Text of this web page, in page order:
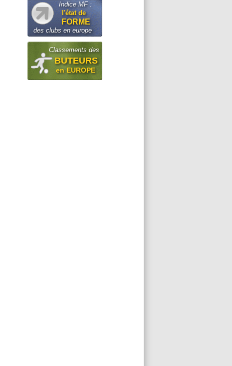
Indice MF :
l'état de
FORME
des clubs en europe
Classements des
BUTEURS
en EUROPE